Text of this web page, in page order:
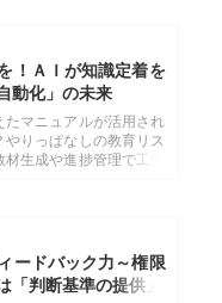
！ＡＩが知識定着を
動化」の未来
マニュアルが活用され
りっぱなしの教育リス
生成や進捗管理で工数
ードバック力～権限
判断基準の提供」